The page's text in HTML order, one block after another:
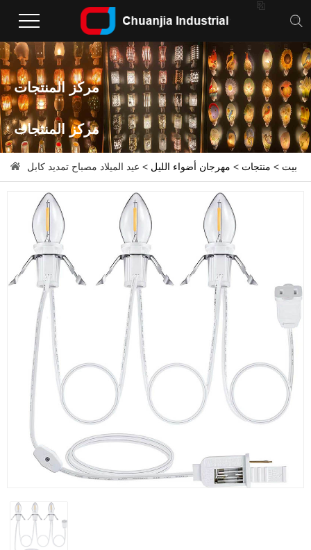

مركز المنتجات
مركز المنتجات
بيت > منتجات > مهرجان أضواء الليل > عيد الميلاد مصباح تمديد كابل